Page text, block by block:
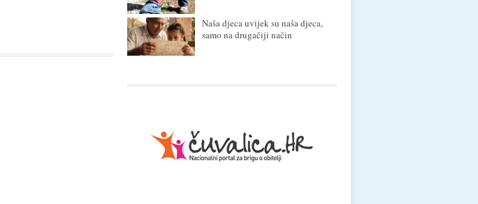
Naša djeca uvijek su naša djeca,
samo na drugačiji način